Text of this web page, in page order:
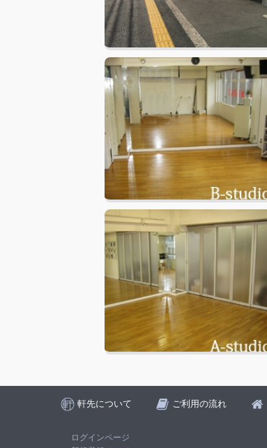
軒先について ご利用の流れ
ログインページ